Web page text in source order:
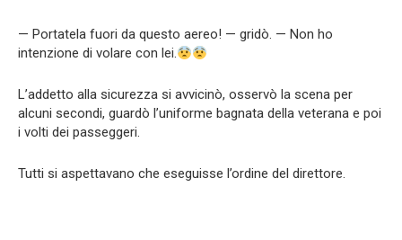
— Portatela fuori da questo aereo! — gridò. — Non ho
intenzione di volare con lei.
L’addetto alla sicurezza si avvicinò, osservò la scena per
alcuni secondi, guardò l’uniforme bagnata della veterana e poi
i volti dei passeggeri.
Tutti si aspettavano che eseguisse l’ordine del direttore.